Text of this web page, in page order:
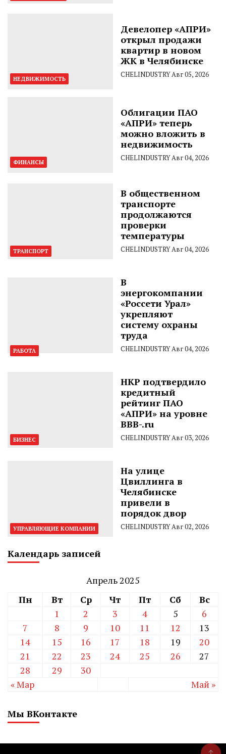
НЕДВИЖИМОСТЬ
Девелопер «АПРИ»
открыл продажи
квартир в новом
ЖК в Челябинске
CHELINDUSTRYАвг 05, 2026
ФИНАНСЫ
Облигации ПАО
«АПРИ» теперь
можно вложить в
недвижимость
CHELINDUSTRYАвг 04, 2026
ТРАНСПОРТ
В общественном
транспорте
продолжаются
проверки
температуры
CHELINDUSTRYАвг 04, 2026
РАБОТА
В
энергокомпании
«Россети Урал»
укрепляют
систему охраны
труда
CHELINDUSTRYАвг 04, 2026
БИЗНЕС
НКР подтвердило
кредитный
рейтинг ПАО
«АПРИ» на уровне
BBB-.ru
CHELINDUSTRYАвг 03, 2026
УПРАВЛЯЮЩИЕ КОМПАНИИ
На улице
Цвиллинга в
Челябинске
привели в
порядок двор
CHELINDUSTRYАвг 02, 2026
Календарь записей
Апрель 2025
Пн
Вт Ср Чт Пт Сб
Вс
1
2 3 4 5
6
7
8 9 10 11 12
13
14
15 16 17 18 19
20
21
22 23 24 25 26
27
28
29
30
« Мар
Май »
Мы ВКонтакте